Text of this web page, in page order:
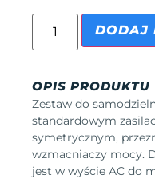
DODAJ
OPIS PRODUKTU
Zestaw do
standardowym
symetrycznym,
wzmacniaczy mocy.
jest w wyście AC do